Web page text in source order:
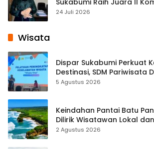
Pembelajaran Digital
24 Juli 2026
Wisata
Dispar Sukabumi Perkuat
Destinasi, SDM Pariwisata
hingga Teknik Evakuasi
5 Agustus 2026
Keindahan Pantai Batu
Dilirik Wisatawan Lokal
2 Agustus 2026